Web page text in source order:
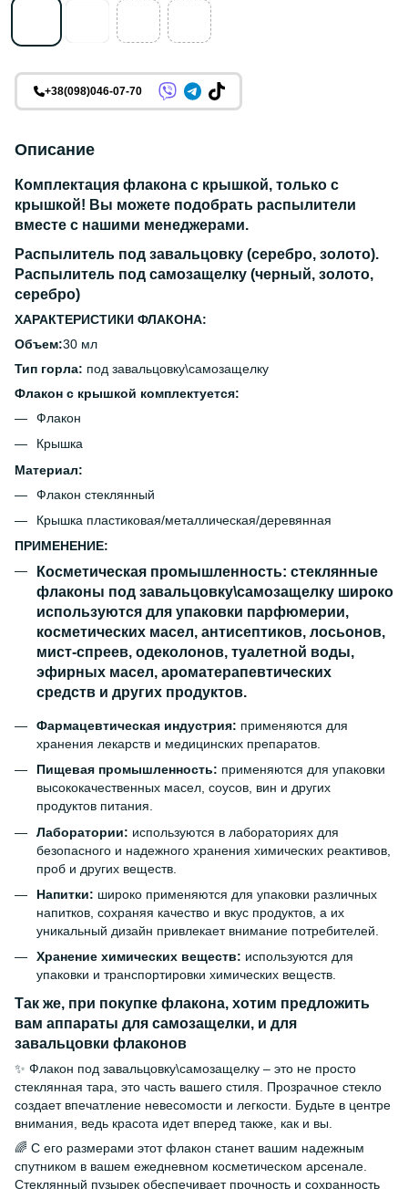
+38(098)046-07-70
Описание
Комплектация флакона с крышкой, только с
крышкой! Вы можете подобрать распылители
вместе с нашими менеджерами.
Распылитель под завальцовку (серебро, золото).
Распылитель под самозащелку (черный, золото,
серебро)
ХАРАКТЕРИСТИКИ ФЛАКОНА:
Объем:30 мл
Тип горла: под завальцовку\самозащелку
Флакон с крышкой комплектуется:
Флакон
Крышка
Материал:
Флакон стеклянный
Крышка пластиковая/металлическая/деревянная
ПРИМЕНЕНИЕ:
Косметическая промышленность: стеклянные
флаконы под завальцовку\самозащелку широко
используются для упаковки парфюмерии,
косметических масел, антисептиков, лосьонов,
мист-спреев, одеколонов, туалетной воды,
эфирных масел, ароматерапевтических
средств и других продуктов.
Фармацевтическая индустрия: применяются для
хранения лекарств и медицинских препаратов.
Пищевая промышленность: применяются для упаковки
высококачественных масел, соусов, вин и других
продуктов питания.
Лаборатории: используются в лабораториях для
безопасного и надежного хранения химических реактивов,
проб и других веществ.
Напитки: широко применяются для упаковки различных
напитков, сохраняя качество и вкус продуктов, а их
уникальный дизайн привлекает внимание потребителей.
Хранение химических веществ: используются для
упаковки и транспортировки химических веществ.
Так же, при покупке флакона, хотим предложить
вам аппараты для самозащелки, и для
завальцовки флаконов
✨ Флакон под завальцовку\самозащелку – это не просто
стеклянная тара, это часть вашего стиля. Прозрачное стекло
создает впечатление невесомости и легкости. Будьте в центре
внимания, ведь красота идет вперед также, как и вы.
🌈 С его размерами этот флакон станет вашим надежным
спутником в вашем ежедневном косметическом арсенале.
Стеклянный пузырек обеспечивает прочность и сохранность